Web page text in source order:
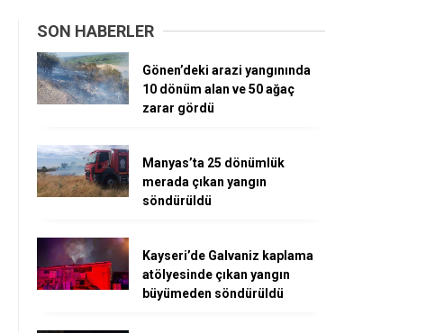
SON HABERLER
Gönen’deki arazi yangınında
10 dönüm alan ve 50 ağaç
zarar gördü
Manyas’ta 25 dönümlük
merada çıkan yangın
söndürüldü
Kayseri’de Galvaniz kaplama
atölyesinde çıkan yangın
büyümeden söndürüldü